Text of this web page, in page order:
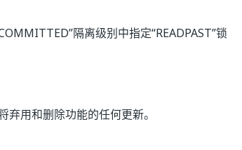
隔离级别中指定“READPAST”锁
弃用和删除功能的任何更新。